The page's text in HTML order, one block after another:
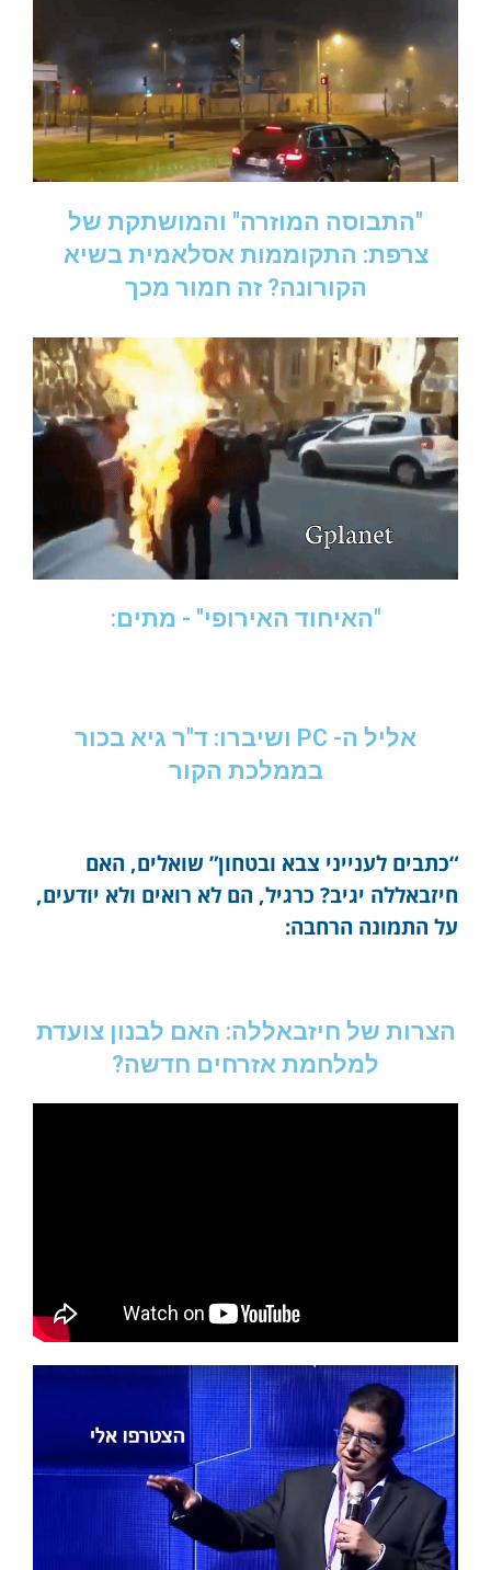
"התבוסה המוזרה" והמושתקת של
צרפת: התקוממות אסלאמית בשיא
הקורונה? זה חמור מכך
"האיחוד האירופי" - מתים:
אליל ה- PC ושיברו: ד"ר גיא בכור
בממלכת הקור
“כתבים לענייני צבא ובטחון” שואלים, האם
חיזבאללה יגיב? כרגיל, הם לא רואים ולא יודעים,
על התמונה הרחבה:
הצרות של חיזבאללה: האם לבנון צועדת
למלחמת אזרחים חדשה?